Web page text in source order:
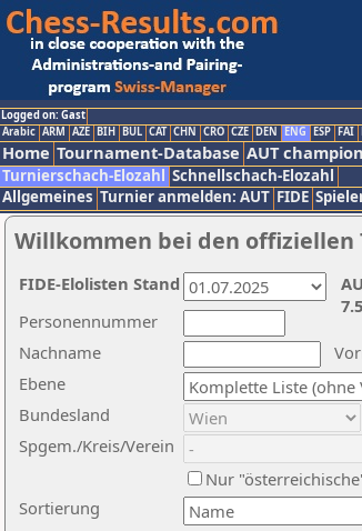
Logged on: Gast
Arabic ARM AZE BIH BUL CAT CHN CRO CZE DEN ENG ESP FAI
Home Tournament-Database AUT
Turnierschach-Elozahl Schnellschach-Elozahl
Allgemeines Turnier anmelden: AUT FIDE
Willkommen bei den offiziellen
Nachname
Ebene
Sortierung
Personennummer
Bundesland
Spgem./Kreis/Verein
Nur
FIDE-Elolisten Stand